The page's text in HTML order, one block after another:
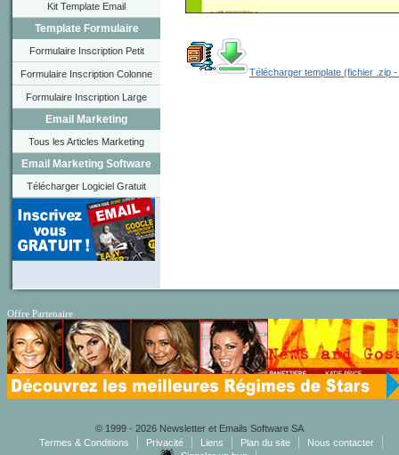
Kit Template Email
Template Formulaire
Formulaire Inscription Petit
Formulaire Inscription Colonne
Formulaire Inscription Large
Email Marketing
Tous les Articles Marketing
Email Marketing Software
Télécharger Logiciel Gratuit
Télécharger template (fichier .zip
Offre Partenaire
© 1999 - 2026 Newsletter et Emails Software SA
Termes & Conditions
Privacité Liens Plan du site
Nous contacter